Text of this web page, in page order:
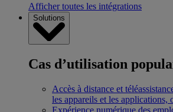
Afficher toutes les intégrations
Solutions
Cas d’utilisation
Accès à distance et
les appareils et les applications,
Expérience numérique des